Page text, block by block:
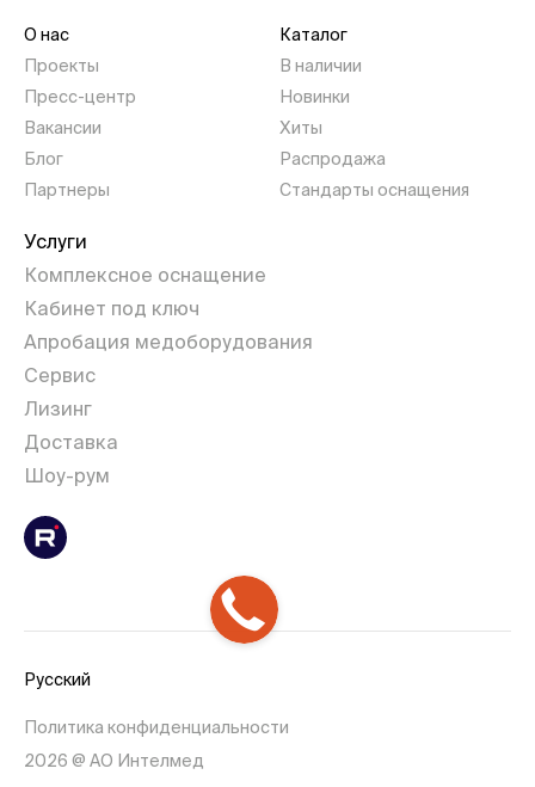
О нас
Проекты
Пресс-центр
Вакансии
Блог
Партнеры
Каталог
В наличии
Новинки
Хиты
Распродажа
Стандарты оснащения
Услуги
Комплексное оснащение
Кабинет под ключ
Апробация медоборудования
Сервис
Лизинг
Доставка
Шоу-рум
Русский
Политика конфиденциальности
2026 @ АО Интелмед